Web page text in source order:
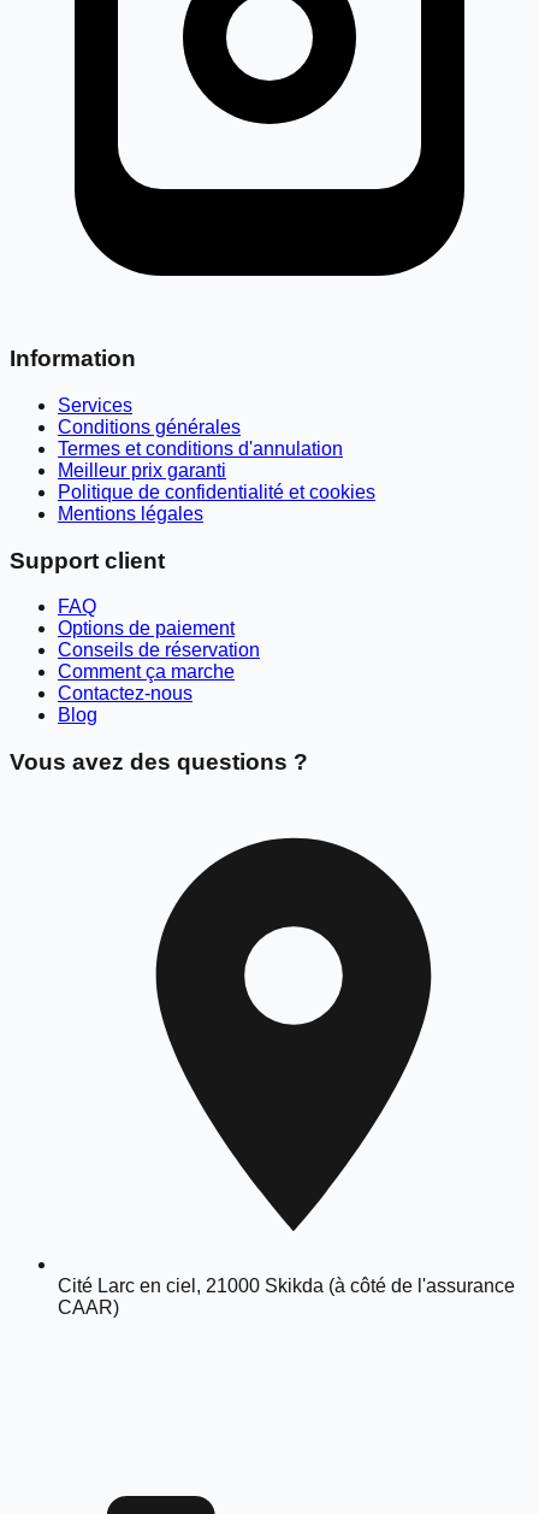
Information
Services
Conditions générales
Termes et conditions d'annulation
Meilleur prix garanti
Politique de confidentialité et cookies
Mentions légales
Support client
FAQ
Options de paiement
Conseils de réservation
Comment ça marche
Contactez-nous
Blog
Vous avez des questions ?
Cité Larc en ciel, 21000 Skikda (à côté de l'assurance
CAAR)